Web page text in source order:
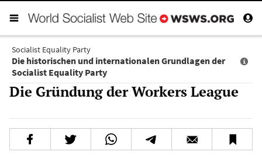
Socialist Equality Party
Die historischen und internationalen Grundlagen der
Socialist Equality Party
Die Gründung der Workers League